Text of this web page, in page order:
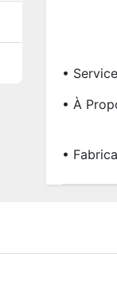
• Service
• À
•